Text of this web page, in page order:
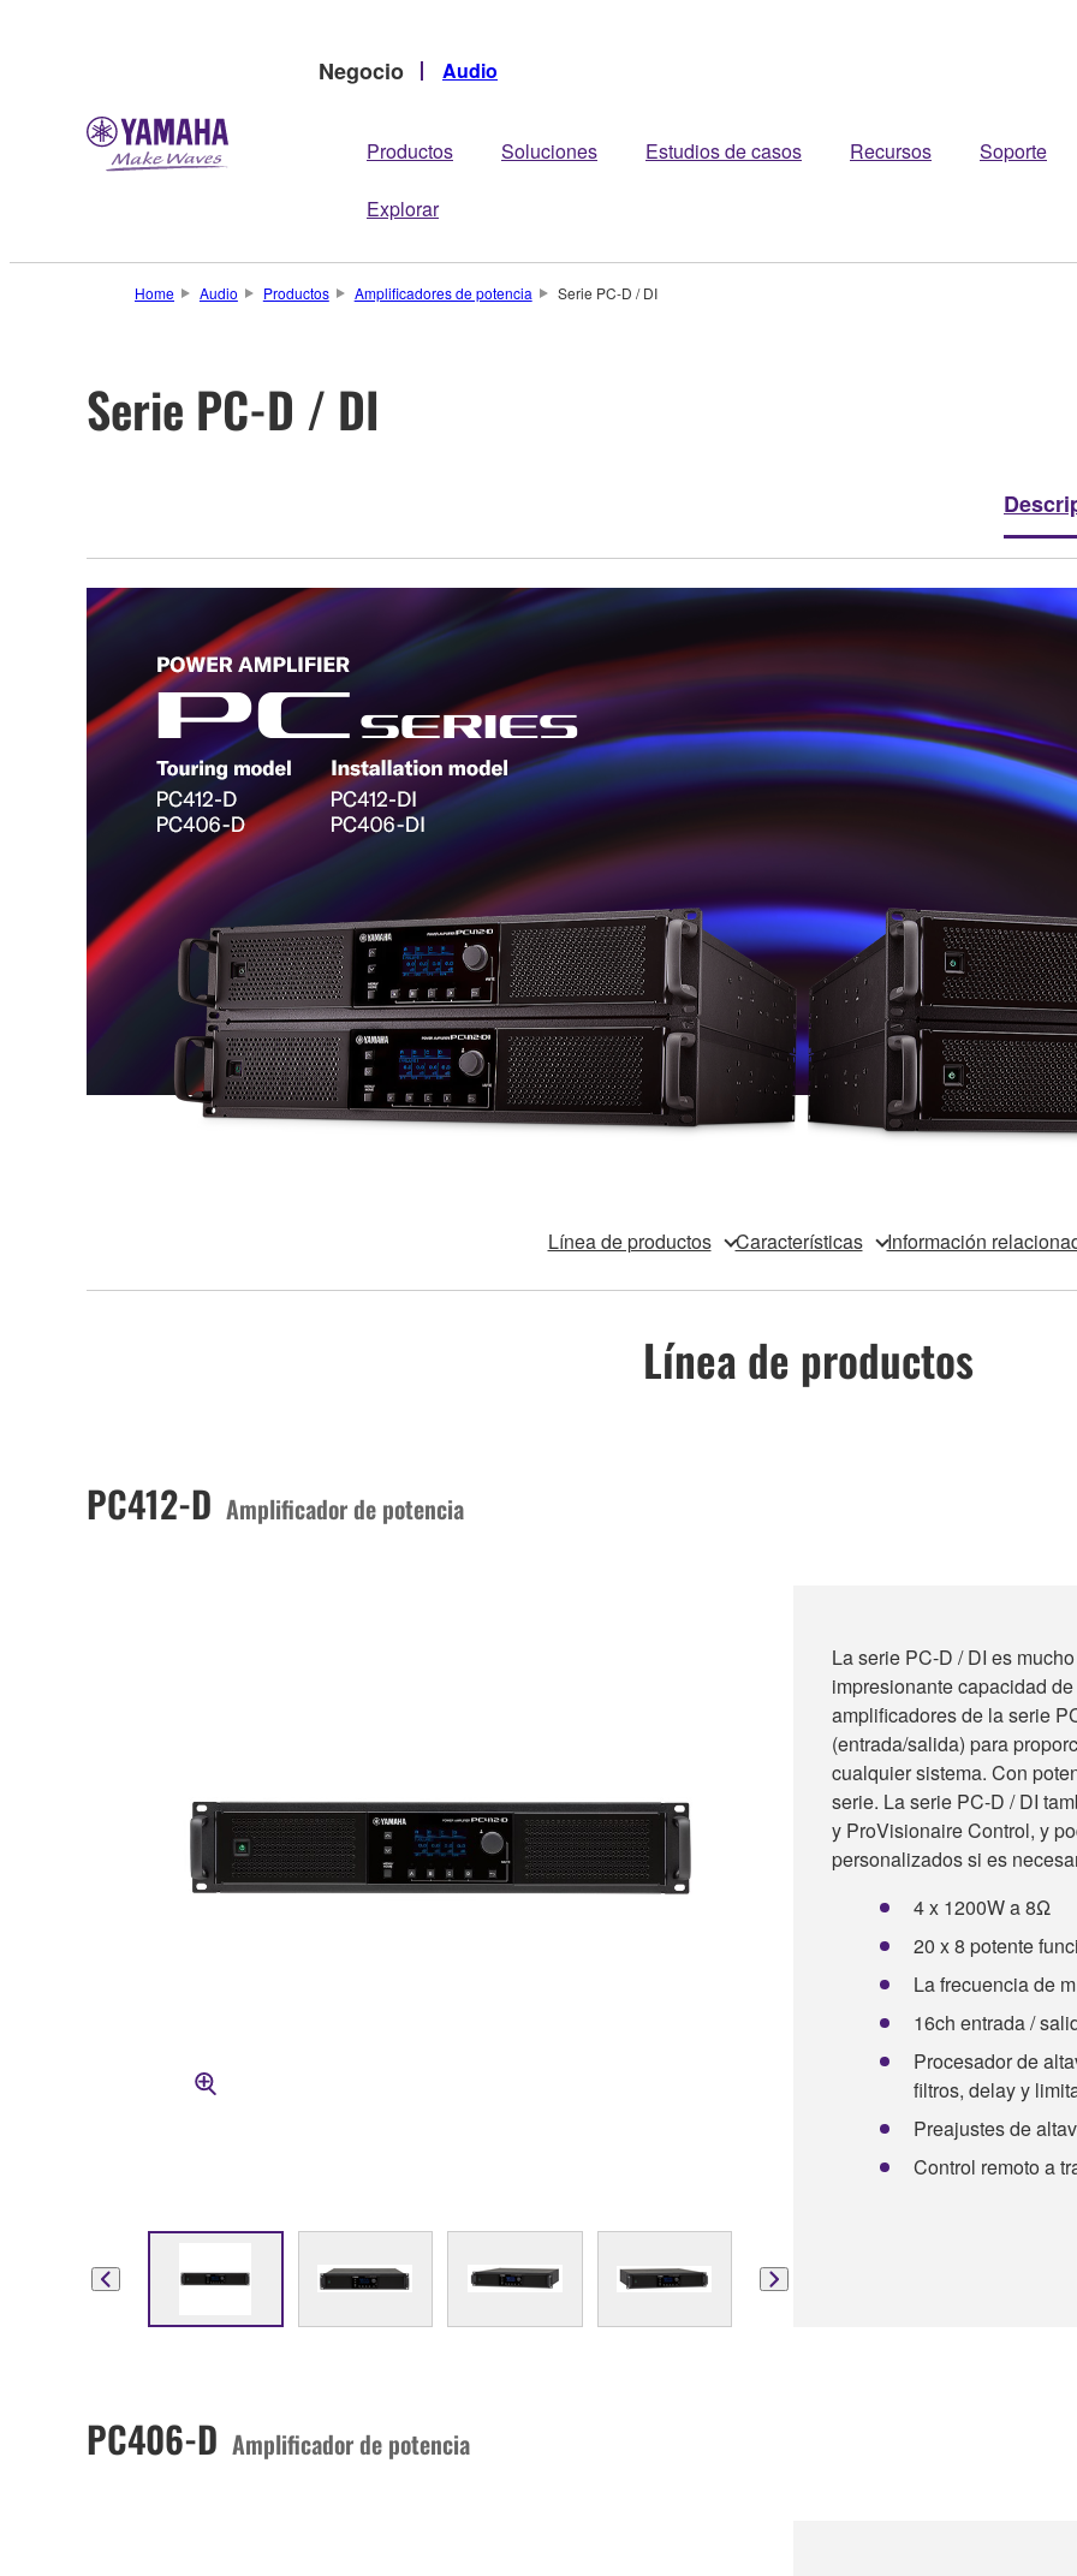
Negocio Audio
Productos Soluciones Estudios de casos Recursos Soporte
Explorar
Home Audio Productos Amplificadores de potencia Serie PC-D / DI
Serie PC-D / DI
Línea de productos Características Información
Línea de productos
PC412-D Amplificador de potencia
La serie PC-D / DI es
impresionante capacidad
amplificadores de la serie
(entrada/salida) para
cualquier sistema. Con
serie. La serie PC-D / DI
y ProVisionaire Control, y
personalizados si es
4 x 1200W a 8Ω
20 x 8 potente
La frecuencia de
16ch entrada /
Procesador de
filtros, delay y
Preajustes de
Control remoto a
PC406-D Amplificador de potencia